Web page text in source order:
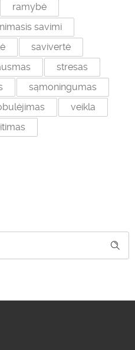
ramybė
savimi
savivertė
stresas
sąmoningumas
veikla